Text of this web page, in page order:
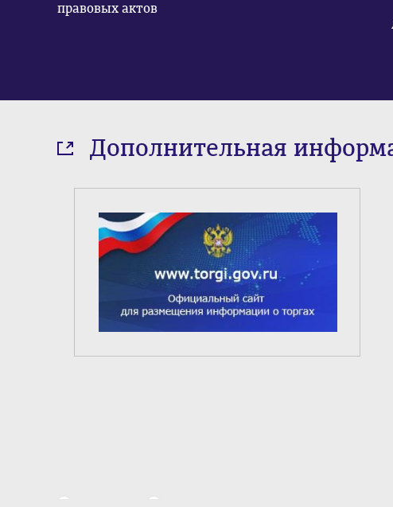
правовых актов
Дополнительная